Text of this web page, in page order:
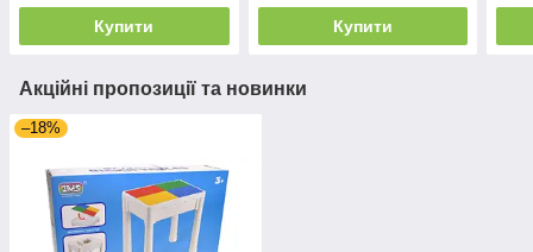
Купити Купити
Акційні пропозиції та новинки
–18%